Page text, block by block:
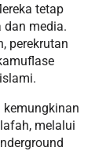
tetap
dan media.
perekrutan
melalui